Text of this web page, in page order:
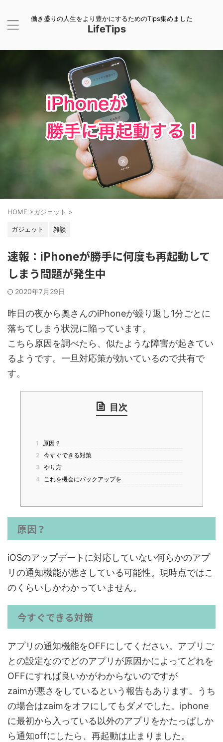
働き盛りの人生をより豊かにするためのTips集めました
LifeTips
HOME >ガジェット >
ガジェット 雑談
速報：iPhoneが勝手に何度も再起動して
しまう問題が発生中
2020年7月29日
昨日の夜から奥さんのiPhoneが繰り返し1分ごとに
落ちてしまう状況に陥っています。
こちら原因を調べたら、似たような障害が起きてい
るようです。一旦対応策が効いているので共有で
す。
目次
1
原因？
2 今すぐできる対策
3 やり方
4
これを機会にバックアップを
原因？
iOSのアップデートに対応していない何らかのアプ
リの通知機能が悪さしている可能性。 現時点ではこ
のくらいしかわかっていません。
今すぐできる対策
アプリの通知機能をOFFにしてください。アプリご
との設定なのでどのアプリが原因かによってどれを
OFFにすれば良いかがわからないのですが
zaimが悪さをしているという報告もあります。うち
の場合はzaimをオフにしてもダメでした。iphone
に最初から入っている以外のアプリをかたっぱしか
ら通知offにしたら、 再起動は止まりました。